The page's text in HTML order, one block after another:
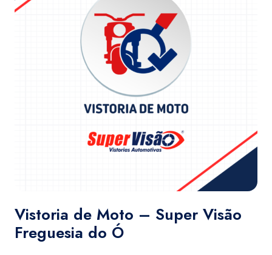
Vistoria de Moto – Super Visão
Freguesia do Ó